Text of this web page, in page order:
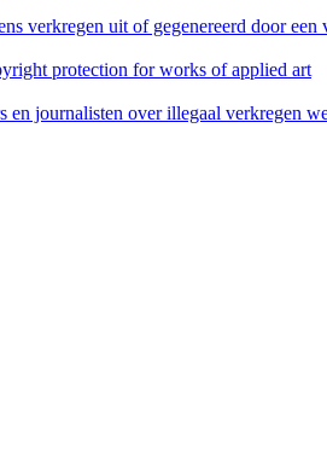
verkregen uit of gegenereerd door
protection for works of applied art
journalisten over illegaal verkregen